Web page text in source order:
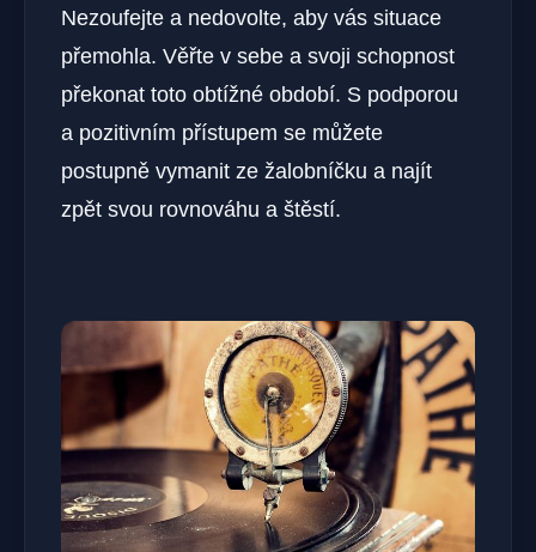
Nezoufejte a nedovolte, aby vás situace
přemohla. Věřte v sebe a svoji schopnost
překonat toto obtížné období. S podporou
a pozitivním přístupem se můžete
postupně vymanit ze žalobníčku a najít
zpět svou rovnováhu a štěstí.